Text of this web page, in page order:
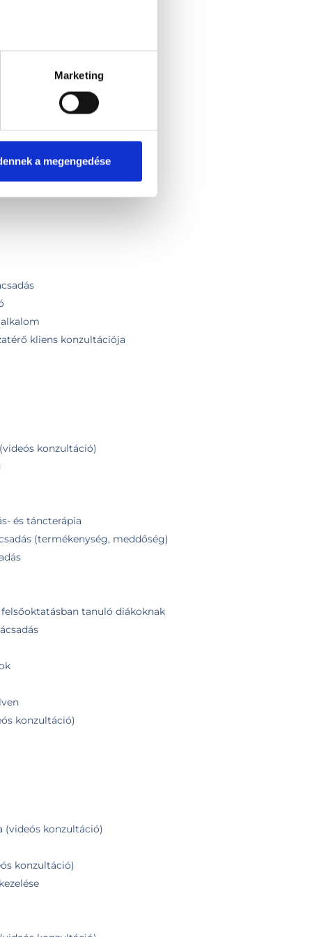
Marketing
a megengedése
(NLP)
kliens konzultációja
konzultáció)
és táncterápia
(termékenység, meddőség)
tanuló diákoknak
konzultáció)
(videós konzultáció)
konzultáció)